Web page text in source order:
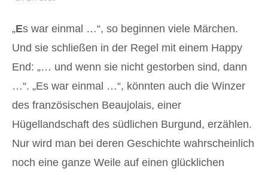
„Es war einmal …“, so beginnen viele Märchen.
Und sie schließen in der Regel mit einem Happy
End: „… und wenn sie nicht gestorben sind, dann
…“. „Es war einmal …“, könnten auch die Winzer
des französischen Beaujolais, einer
Hügellandschaft des südlichen Burgund, erzählen.
Nur wird man bei deren Geschichte wahrscheinlich
noch eine ganze Weile auf einen glücklichen